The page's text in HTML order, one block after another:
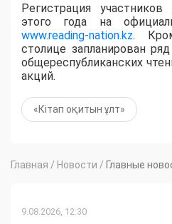
Регистрация
этого года на
www.reading-nation.kz.
столице запланирован
общереспубликанских
акций.
«Кітап оқитын ұлт»
Главная / Новости / Главные
9.08.2026, 12:30